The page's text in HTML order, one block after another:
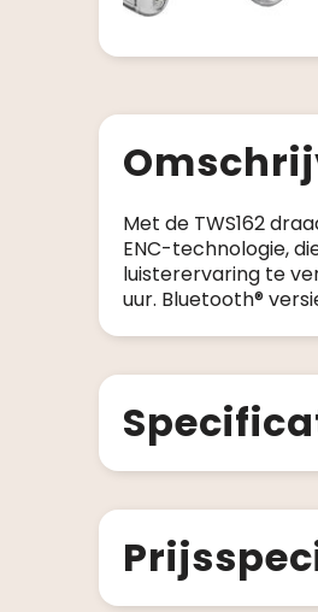
Met de TWS162
ENC-technologie,
luisterervaring te
uur. Bluetooth®